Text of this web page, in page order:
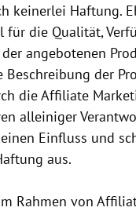
keinerlei Haftung.
die Qualität,
angebotenen
Beschreibung der
die Affiliate
alleiniger
Einfluss und
aus.
Rahmen von